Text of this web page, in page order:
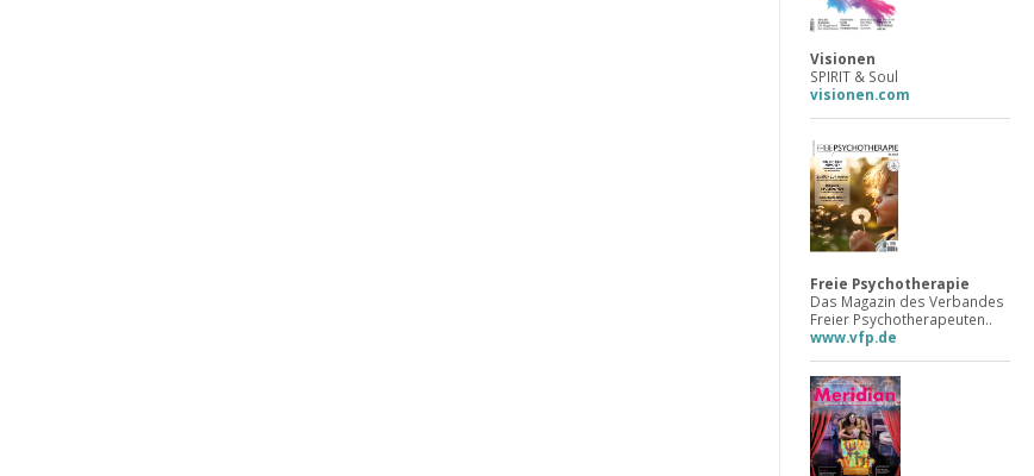
Visionen
SPIRIT & Soul
visionen.com
Freie Psychotherapie
Das Magazin des Verbandes
Freier Psychotherapeuten..
www.vfp.de